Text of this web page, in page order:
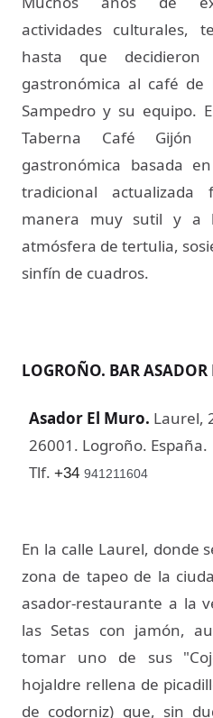
actividades culturales,
hasta que
gastronómica al café
Sampedro y su equipo.
Taberna Café Gijón
gastronómica basada
tradicional actualizada
manera muy sutil y a
atmósfera de tertulia,
sinfín de cuadros.
LOGROÑO. BAR ASADOR
Asador El Muro. Laurel,
26001. Logroño. España.
Tlf. +34 941211604
En la calle Laurel, donde
zona de tapeo de la
asador-restaurante a la
las Setas con jamón,
tomar uno de sus
hojaldre rellena de
de codorniz) que, sin